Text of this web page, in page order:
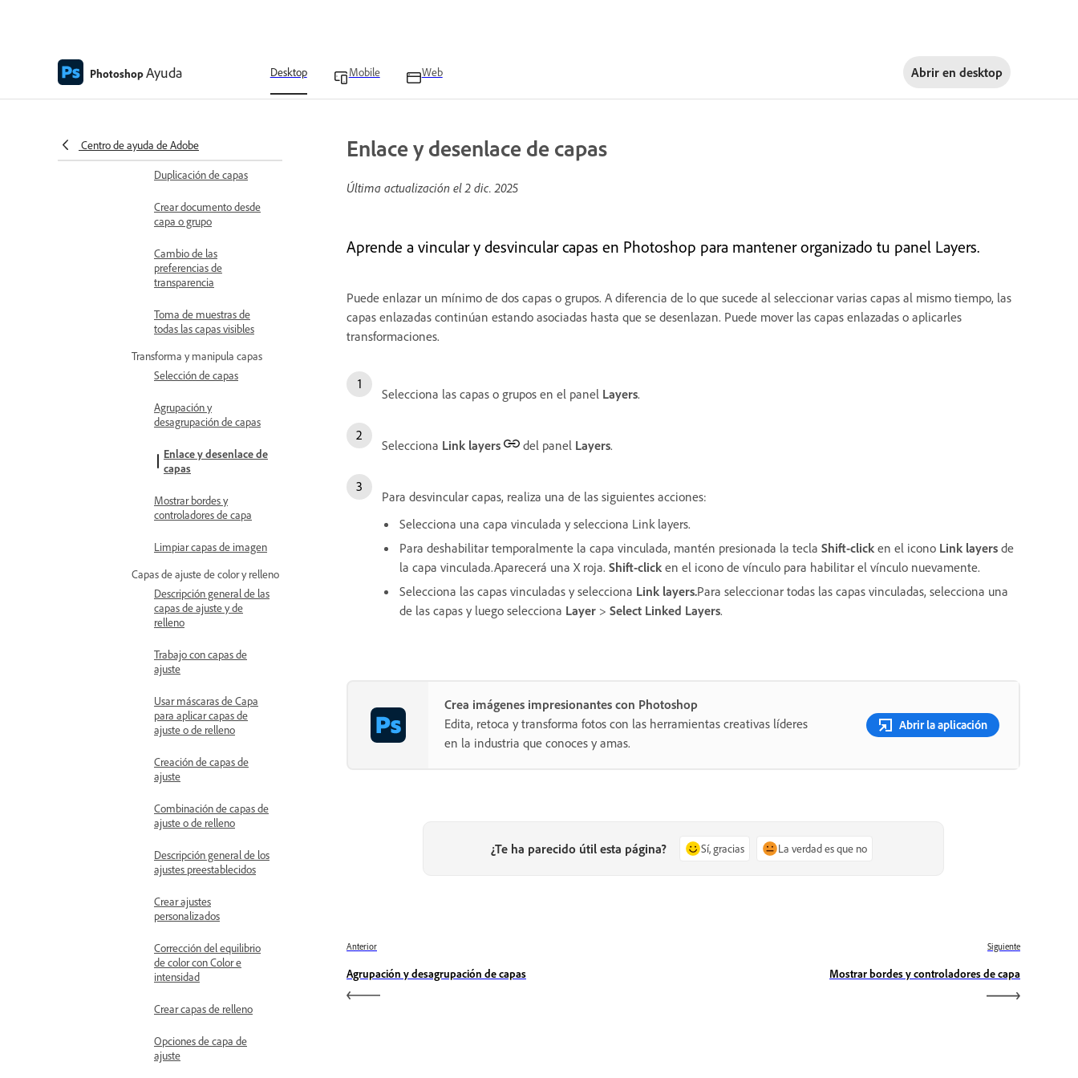
PhotoshopAyuda Desktop Mobile Web Abrir en desktop
Centro de ayuda de Adobe
Descripción general de las
capas de vídeo
normales
Duplicación de capas
Crear documento desde
capa o grupo
Cambio de las
preferencias de
transparencia
Toma de muestras de
todas las capas visibles
Transforma y manipula capas
Selección de capas
Agrupación y
desagrupación de capas
Enlace y desenlace de
capas
Mostrar bordes y
controladores de capa
Limpiar capas de imagen
Capas de ajuste de color y relleno
Descripción general de las
capas de ajuste y de
relleno
Trabajo con capas de
ajuste
Usar máscaras de Capa
para aplicar capas de
ajuste o de relleno
Creación de capas de
ajuste
Combinación de capas de
ajuste o de relleno
Descripción general de los
ajustes preestablecidos
Crear ajustes
personalizados
Corrección del equilibrio
de color con Color e
intensidad
Crear capas de relleno
Opciones de capa de
ajuste
Enlace y desenlace de capas
Última actualización el2 dic. 2025
Aprende a vincular y desvincular capas en Photoshop para mantener organizado tu panel Layers.
Puede enlazar un mínimo de dos capas o grupos. A diferencia de lo que sucede al seleccionar varias capas al mismo tiempo, las
capas enlazadas continúan estando asociadas hasta que se desenlazan. Puede mover las capas enlazadas o aplicarles
transformaciones.
Selecciona las capas o grupos en el panel Layers.
Selecciona Link layers del panel Layers.
Para desvincular capas, realiza una de las siguientes acciones:
Selecciona una capa vinculada y selecciona Link layers.
Para deshabilitar temporalmente la capa vinculada, mantén presionada la tecla Shift-click en el icono Link layers de
la capa vinculada.Aparecerá una X roja. Shift-click en el icono de vínculo para habilitar el vínculo nuevamente.
Selecciona las capas vinculadas y selecciona Link layers.Para seleccionar todas las capas vinculadas, selecciona una
de las capas y luego selecciona Layer > Select Linked Layers.
Crea imágenes impresionantes con Photoshop
Edita, retoca y transforma fotos con las herramientas creativas líderes
en la industria que conoces y amas.
Abrir la aplicación
¿Te ha parecido útil esta página? Sí, gracias La verdad es que no
Anterior
Agrupación y desagrupación de capas
Siguiente
Mostrar bordes y controladores de capa